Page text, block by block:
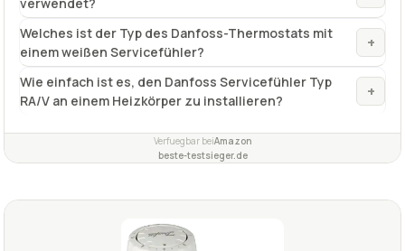
Welches ist der Typ des Danfoss-Thermostats mit
einem weißen Servicefühler?
+
Wie einfach ist es, den Danfoss Servicefühler Typ
RA/V an einem Heizkörper zu installieren?
+
Verfuegbar beiAmazon
beste-testsieger.de